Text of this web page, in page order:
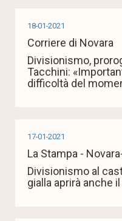
18-01-2021
Corriere di Novara
Divisionismo,
Tacchini:
difficoltà del
17-01-2021
La Stampa -
Divisionismo al
gialla aprirà anche